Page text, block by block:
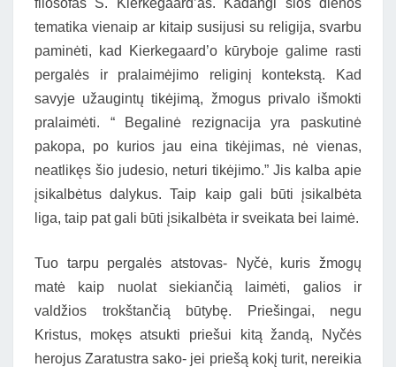
filosofas S. Kierkegaard’as. Kadangi šios dienos
tematika vienaip ar kitaip susijusi su religija, svarbu
paminėti, kad Kierkegaard’o kūryboje galime rasti
pergalės ir pralaimėjimo religinį kontekstą. Kad
savyje užaugintų tikėjimą, žmogus privalo išmokti
pralaimėti. “ Begalinė rezignacija yra paskutinė
pakopa, po kurios jau eina tikėjimas, nė vienas,
neatlikęs šio judesio, neturi tikėjimo.” Jis kalba apie
įsikalbėtus dalykus. Taip kaip gali būti įsikalbėta
liga, taip pat gali būti įsikalbėta ir sveikata bei laimė.
Tuo tarpu pergalės atstovas- Nyčė, kuris žmogų
matė kaip nuolat siekiančią laimėti, galios ir
valdžios trokštančią būtybę. Priešingai, negu
Kristus, mokęs atsukti priešui kitą žandą, Nyčės
herojus Zaratustra sako- jei priešą kokį turit, nereikia